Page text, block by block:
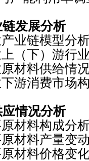
发展分析
业链模型分
（下）游行
材料供给情
游消费市场
情况分析
材料构成分
材料产量变
材料价格变